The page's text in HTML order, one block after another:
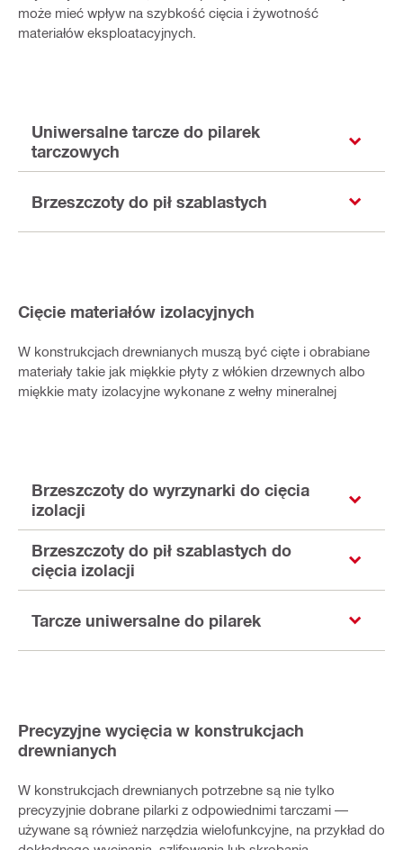
może mieć wpływ na szybkość cięcia i żywotność
materiałów eksploatacyjnych.
Uniwersalne tarcze do pilarek
tarczowych
Brzeszczoty do pił szablastych
Cięcie materiałów izolacyjnych
W konstrukcjach drewnianych muszą być cięte i obrabiane
materiały takie jak miękkie płyty z włókien drzewnych albo
miękkie maty izolacyjne wykonane z wełny mineralnej
Brzeszczoty do wyrzynarki do cięcia
izolacji
Brzeszczoty do pił szablastych do
cięcia izolacji
Tarcze uniwersalne do pilarek
Precyzyjne wycięcia w konstrukcjach
drewnianych
W konstrukcjach drewnianych potrzebne są nie tylko
precyzyjnie dobrane pilarki z odpowiednimi tarczami —
używane są również narzędzia wielofunkcyjne, na przykład do